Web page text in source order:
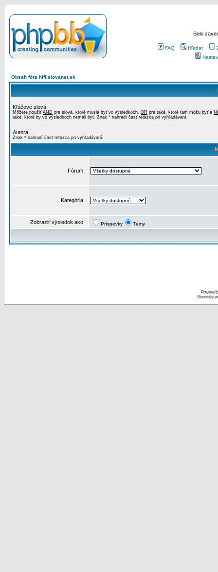
Bolo
FAQ Hľadať
Obsah fóra hifi.slovanet.sk
Kľúčové slová:
Môžete použiť AND pre slová, ktoré musia byť vo výsledkoch, OR pre také, ktoré tam môžu byť a
také, ktoré by vo výsledkoch nemali byť. Znak * nahradí časť reťazca pri vyhľadávaní.
Autora:
Znak * nahradí časť reťazca pri vyhľadávaní.
Fórum:
Kategória:
Zobraziť výsledok ako: Príspevky Témy
Powered
Slovenský